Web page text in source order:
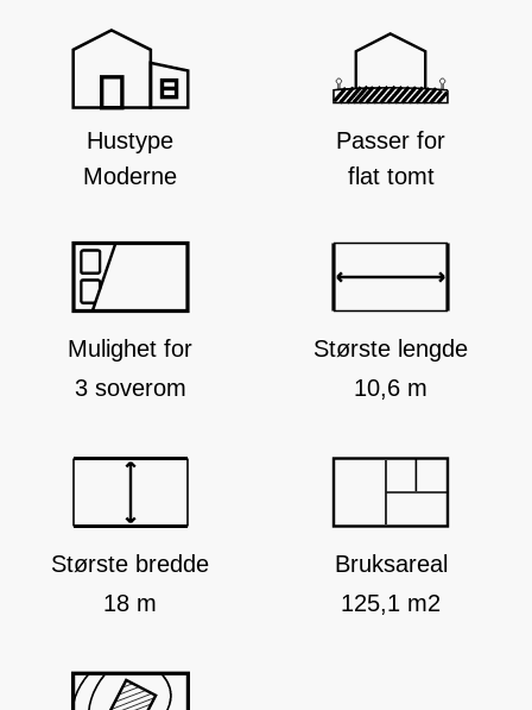
Hustype
Moderne
Passer for
flat tomt
Mulighet for
3 soverom
Største lengde
10,6 m
Største bredde
18 m
Bruksareal
125,1 m2